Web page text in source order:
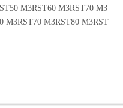
M3RST60 M3RST70 M3
M3RST70 M3RST80 M3RST